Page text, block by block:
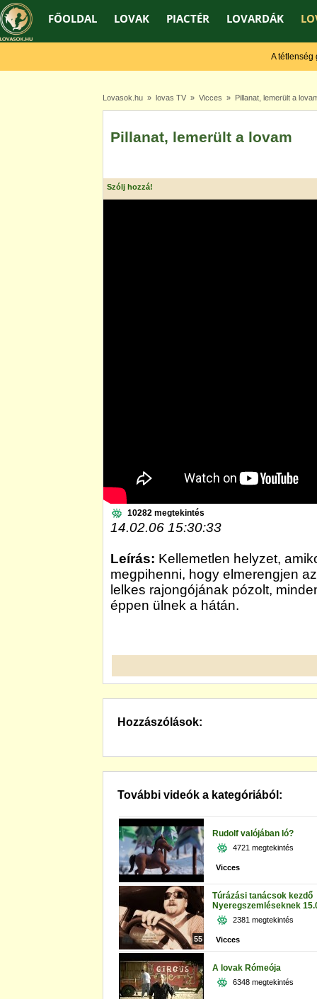
FŐOLDAL LOVAK PIACTÉR LOVARDÁK
A tétlenség
Lovasok.hu» lovas TV» Vicces » Pillanat, lemerült a
Pillanat, lemerült a lovam
Szólj hozzá!
10282 megtekintés
14.02.06 15:30:33
Leírás: Kellemetlen helyzet,
megpihenni, hogy elmerengjen
lelkes rajongójának pózolt,
éppen ülnek a hátán.
Hozzászólások:
További videók a kategóriából:
55
Rudolf valójában ló?
4721 megtekintés
Vicces
Túrázási tanácsok kezdő
Nyeregszemléseknek
2381 megtekintés
Vicces
A lovak Rómeója
6348 megtekintés